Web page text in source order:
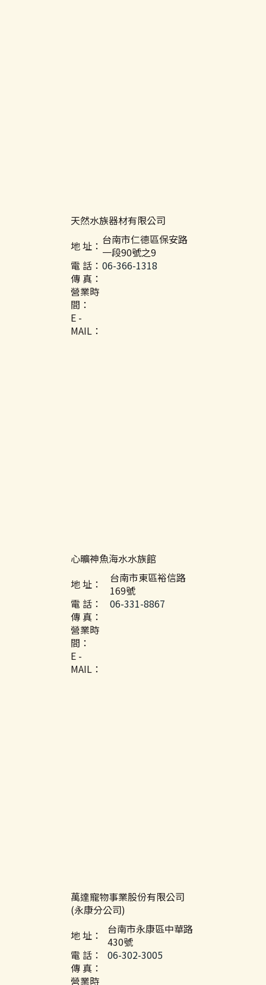
天然水族器材有限公司
地 址： 台南市仁德區保安路
一段90號之9
電 話： 06-366-1318
傳 真：
營業時
間：
E -
MAIL：
心曠神魚海水水族館
地 址：
台南市東區裕信路
169號
電 話：
06-331-8867
傳 真：
營業時
間：
E -
MAIL：
萬達寵物事業股份有限公司
(永康分公司)
地 址：
台南市永康區中華路
430號
電 話：
06-302-3005
傳 真：
營業時